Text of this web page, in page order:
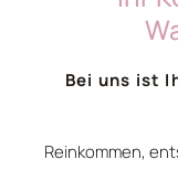
Bei uns ist
Reinkommen,